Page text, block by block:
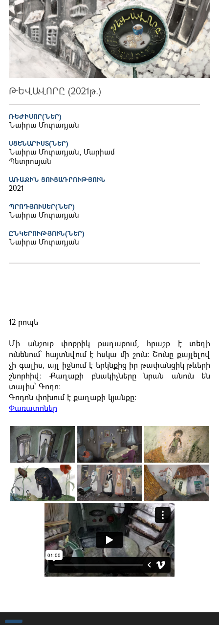
ԹԵՎԱՎՈՐԸ (2021թ.)
ՌԵԺԻՍՈՐ(ՆԵՐ)
Նաիրա Մուրադյան
ՍՑԵՆԱՐԻՍՏ(ՆԵՐ)
Նաիրա Մուրադյան, Մարիամ
Պետրոսյան
ԱՌԱՋԻՆ ՑՈՒՑԱԴՐՈՒԹՅՈՒՆ
2021
ՊՐՈԴՅՈՒՍԵՐ(ՆԵՐ)
Նաիրա Մուրադյան
ԸՆԿԵՐՈՒԹՅՈՒՆ(ՆԵՐ)
Նաիրա Մուրադյան
12 րոպե
Մի անշուք փոքրիկ քաղաքում, հրաշք է տեղի
ունենում՝ հայտնվում է հսկա մի շուն։ Շունը քայլելով
չի գալիս, այլ իջնում է երկնքից իր թափանցիկ թևերի
շնորհիվ։ Քաղաքի բնակիչները նրան անուն են
տալիս՝ Գոդո։
Գոդոն փոխում է քաղաքի կյանքը։
Փառատոներ